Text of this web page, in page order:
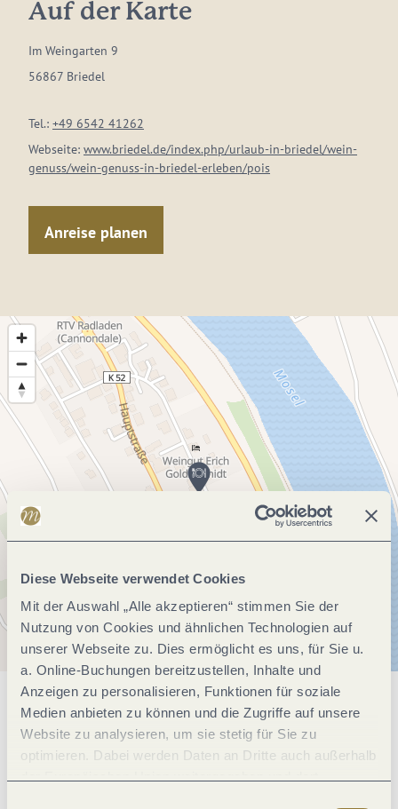
Diese Webseite verwendet Cookies
Mit der Auswahl „Alle akzeptieren“ stimmen Sie der
Nutzung von Cookies und ähnlichen Technologien auf
unserer Webseite zu. Dies ermöglicht es uns, für Sie u.
a. Online-Buchungen bereitzustellen, Inhalte und
Anzeigen zu personalisieren, Funktionen für soziale
Medien anbieten zu können und die Zugriffe auf unsere
Website zu analysieren, um sie stetig für Sie zu
optimieren. Dabei werden Daten an Dritte auch außerhalb
Auf der Karte
Im Weingarten 9
56867 Briedel
Tel.: +49 6542 41262
Webseite: www.briedel.de/index.php/urlaub-in-briedel/wein-
genuss/wein-genuss-in-briedel-erleben/pois
Anreise planen
Allgemeine Informationen
Öffnungszeiten